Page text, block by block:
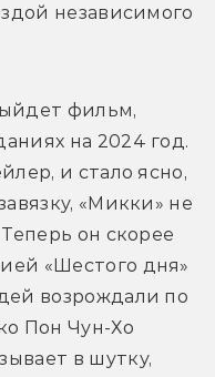
независимого
фильм,
на 2024 год.
и стало ясно,
«Микки» не
он скорее
«Шестого дня»
возрождали по
Пон Чун-Хо
в шутку,